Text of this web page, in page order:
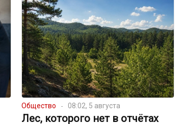
Общество 08:02, 5 августа
Лес, которого нет в отчётах